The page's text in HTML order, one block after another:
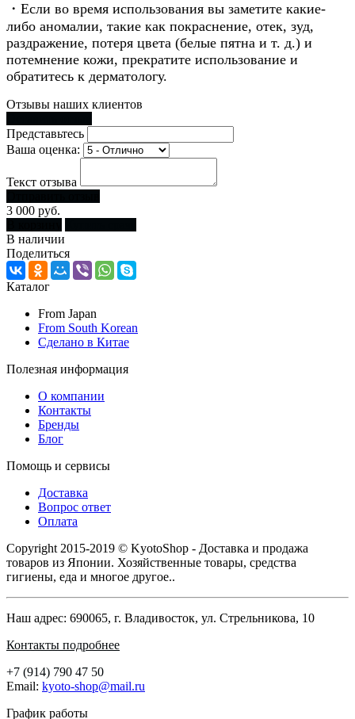
・Если во время использования вы заметите какие-
либо аномалии, такие как покраснение, отек, зуд,
раздражение, потеря цвета (белые пятна и т. д.) и
потемнение кожи, прекратите использование и
обратитесь к дерматологу.
Отзывы наших клиентов
Представьтесь
Ваша оценка:
Текст отзыва
3 000 руб.
В наличии
Поделиться
Каталог
From Japan
From South Korean
Сделано в Китае
Полезная информация
О компании
Контакты
Бренды
Блог
Помощь и сервисы
Доставка
Вопрос ответ
Оплата
Copyright 2015-2019 © KyotoShop - Доставка и продажа
товаров из Японии. Хозяйственные товары, средства
гигиены, еда и многое другое..
Наш адрес: 690065, г. Владивосток, ул. Стрельникова, 10
Контакты подробнее
+7 (914) 790 47 50
Email: kyoto-shop@mail.ru
График работы